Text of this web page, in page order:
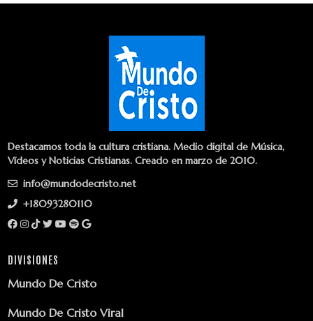
Destacamos toda la cultura cristiana. Medio digital de Música,
Vídeos y Noticias Cristianas. Creado en marzo de 2010.
info@mundodecristo.net
+18093280110
DIVISIONES
Mundo De Cristo
Mundo De Cristo Viral